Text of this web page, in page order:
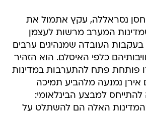
חסן נסראללה, עקץ אתמול את
המערב מרשות לעצמן
העובדה שמנהיגים ערבים
כלפי האיסלם. הוא הזהיר
פותחת פתח להתערבות במדינות
אירן נמנעה מלהביע תמיכה
למבצע הבינלאומי:
האלה הם להשתלט על